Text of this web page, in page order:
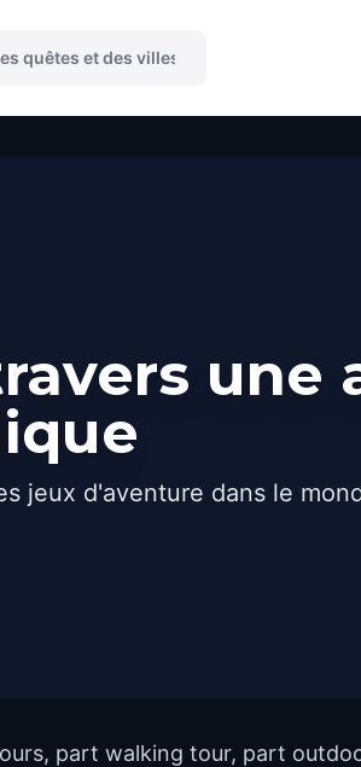
une
jeux d'aventure dans le
part walking tour, part